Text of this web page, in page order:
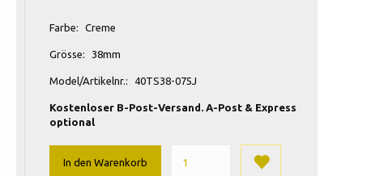
Farbe: Creme
Grösse: 38mm
Model/Artikelnr.: 40TS38-075J
Kostenloser B-Post-Versand. A-Post & Express
optional
In den Warenkorb